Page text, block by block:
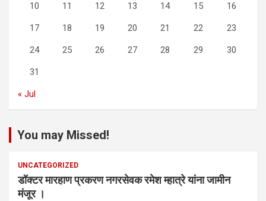
10 11 12 13 14 15 16
17 18 19 20 21 22 23
24 25 26 27 28 29 30
31
« Jul
You may Missed!
UNCATEGORIZED
डॉक्टर मारहाण प्रकरण नगरसेवक रमेश म्हात्रे यांना जामीन
मंजूर ।